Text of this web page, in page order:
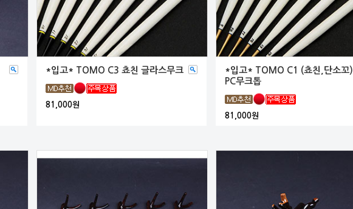
*입고* TOMO C3 쵸친 글라스무크
81,000원
*입고* TOMO C1 (쵸친,단소꼬)
PC무크톱
81,000원